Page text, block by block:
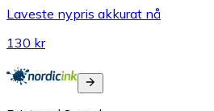
Laveste nypris akkurat nå
130 kr